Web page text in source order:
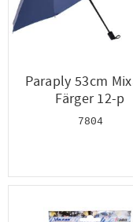
Paraply 53cm
Färger 12-p
7804